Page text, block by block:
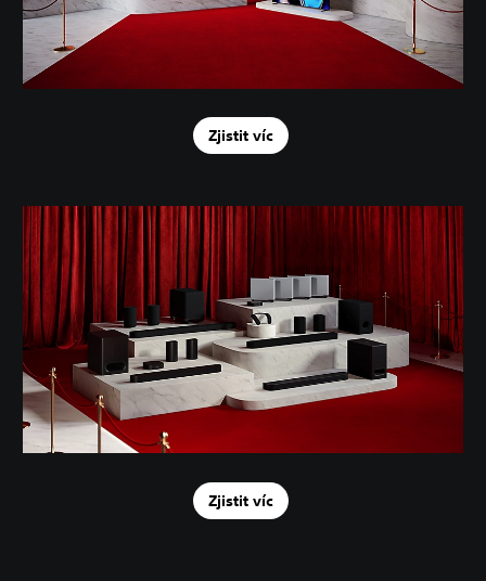
Zjistit víc
Zjistit víc